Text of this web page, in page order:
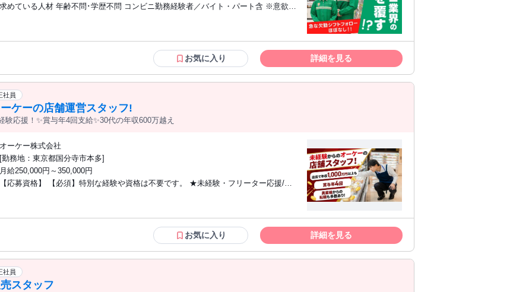
求めている人材 年齢不問･学歴不問 コンビニ勤務経験者／バイト・パート含 ※意欲が
クライフバランスを大切にしたい ＊正社員として安定して働きながら 広い視野をもっ
お気に入り 詳細を見る
社員
ケーの店舗運営スタッフ!
験応援！✨賞与年4回支給✨30代の年収600万越え
オーケー株式会社
[勤務地：東京都国分寺市本多]
月給250,000円～350,000円
【応募資格】 【必須】特別な経験や資格は不要です。 ★未経験・フリーター応援/学
すすめ ◆ ✅ 転勤なしで地元に根ざして長く働きたい方 ✅ 安定した大手企業で、スー
パーの仕事にチャレンジしたい方 ✅ 賞与年4回・着実な昇給でしっかり稼ぎたい方 ✅
家族や趣味との時間を大切にしながらキャリアを築きたい方 ✅ 将来は店長として年収
600万円以上を目指したい方 【メリット】 #駅近5分以内 #交通費支給 #即日勤務OK
お気に入り 詳細を見る
社員
スタッフ